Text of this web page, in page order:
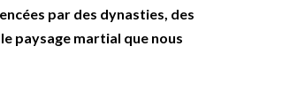
par des dynasties, des
paysage martial que nous